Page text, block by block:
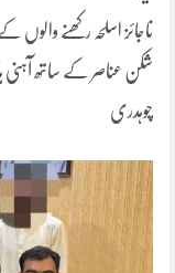
ناجائز اسلحہ رکھنے
شکن عناصر کے ساتھ آہنی
چوہدری